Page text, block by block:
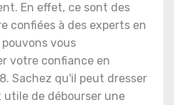
En effet, ce sont des
confiées à des experts en
vous
votre confiance en
Sachez qu'il peut dresser
utile de débourser une